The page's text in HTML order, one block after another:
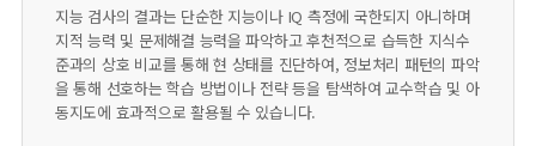
지능 검사의 결과는 단순한 지능이나 IQ 측정에 국한되지 아니하며
지적 능력 및 문제해결 능력을 파악하고 후천적으로 습득한 지식수
준과의 상호 비교를 통해 현 상태를 진단하여, 정보처리 패턴의 파악
을 통해 선호하는 학습 방법이나 전략 등을 탐색하여 교수학습 및 아
동지도에 효과적으로 활용될 수 있습니다.